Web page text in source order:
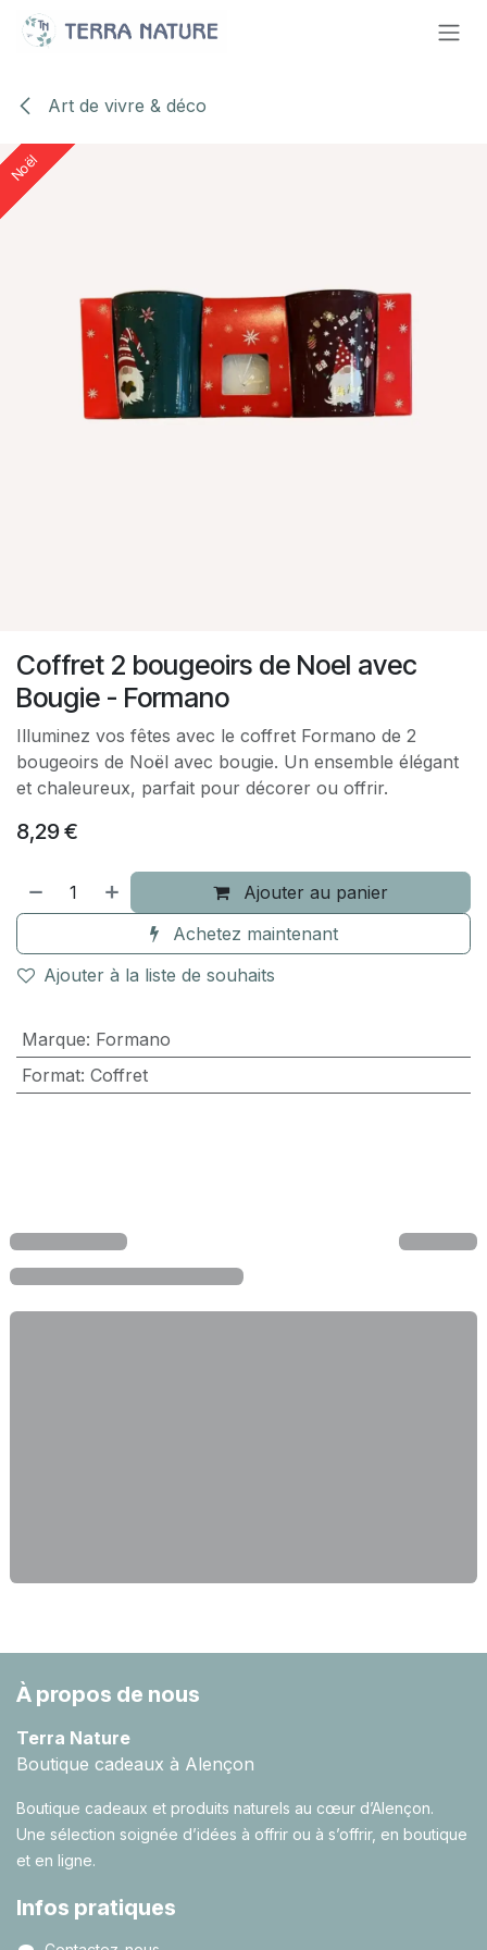
Se rendre au contenu
Art de vivre & déco
Noël
Noël
Coffret 2 bougeoirs de Noel avec
Bougie - Formano
Illuminez vos fêtes avec le coffret Formano de 2
bougeoirs de Noël avec bougie. Un ensemble élégant
et chaleureux, parfait pour décorer ou offrir.
8,29€
Ajouter au panier
Achetez maintenant
Ajouter à la liste de souhaits
Marque: Formano
Format: Coffret
À propos de nous
Terra Nature
Boutique cadeaux à Alençon
Boutique cadeaux et produits naturels au cœur d’Alençon.
Une sélection soignée d’idées à offrir ou à s’offrir, en boutique
et en ligne.
Infos pratiques